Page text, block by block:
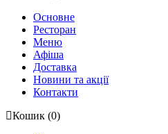
Основне
Ресторан
Меню
Афіша
Доставка
Новини та акції
Контакти
Кошик (0)